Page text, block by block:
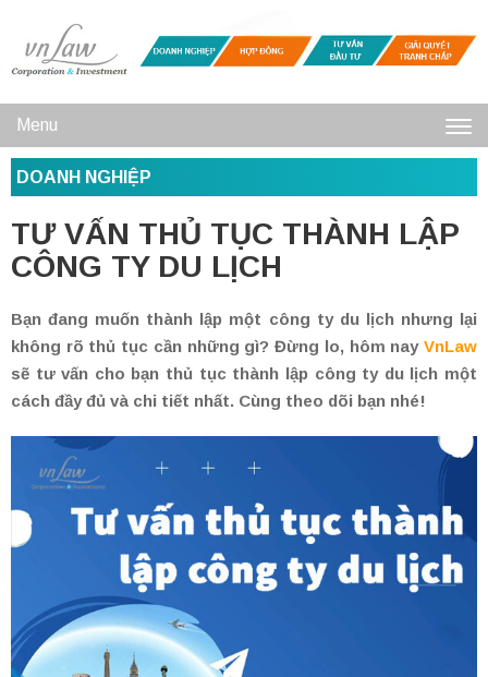
Menu
DOANH NGHIỆP
TƯ VẤN THỦ TỤC THÀNH LẬP
CÔNG TY DU LỊCH
Bạn đang muốn thành lập một công ty du lịch nhưng lại
không rõ thủ tục cần những gì? Đừng lo, hôm nay VnLaw
sẽ tư vấn cho bạn thủ tục thành lập công ty du lịch một
cách đầy đủ và chi tiết nhất. Cùng theo dõi bạn nhé!